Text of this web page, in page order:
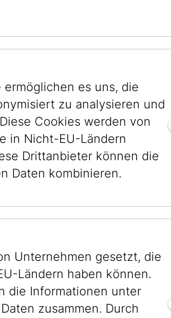
es uns, die
zu analysieren und
Cookies werden von
in Nicht-EU-Ländern
Drittanbieter können die
Daten kombinieren.
Unternehmen gesetzt, die
Ländern haben können.
die Informationen unter
zusammen. Durch